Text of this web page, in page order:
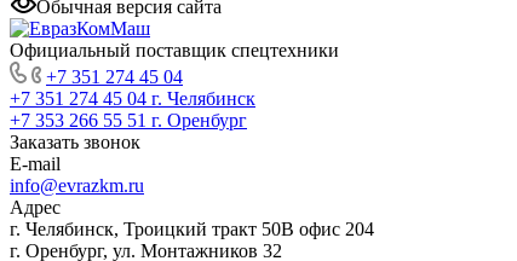
Обычная версия сайта
Официальный поставщик спецтехники
+7 351 274 45 04
+7 351 274 45 04 г. Челябинск
+7 353 266 55 51 г. Оренбург
Заказать звонок
E-mail
info@evrazkm.ru
Адрес
г. Челябинск, Троицкий тракт 50В офис 204
г. Оренбург, ул. Монтажников 32